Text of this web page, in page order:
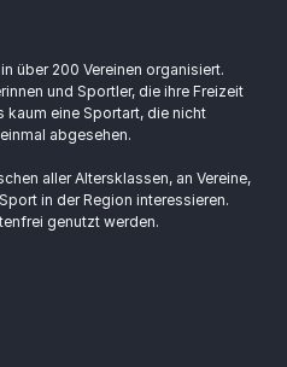
über 200 Vereinen organisiert.
und Sportler, die ihre Freizeit
kaum eine Sportart, die nicht
abgesehen.
aller Altersklassen, an Vereine,
in der Region interessieren.
genutzt werden.